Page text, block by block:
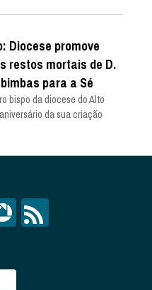
Diocese promove
restos mortais de D.
para a Sé
bispo da diocese do Alto
da sua criação